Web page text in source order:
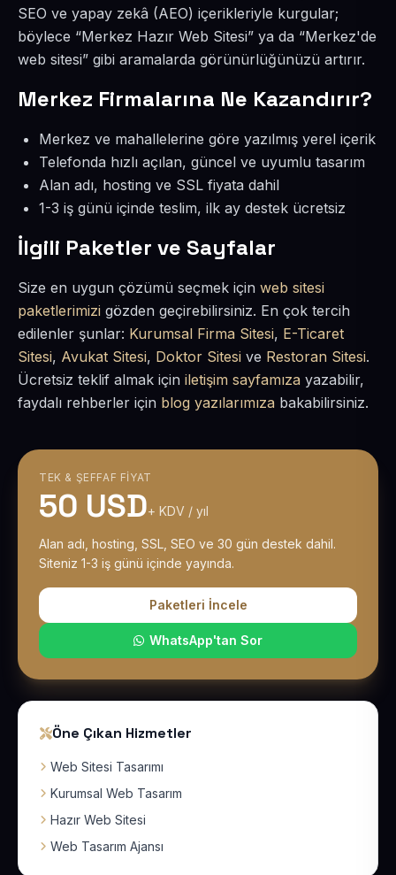
SEO ve yapay zekâ (AEO) içerikleriyle kurgular;
böylece “Merkez Hazır Web Sitesi” ya da “Merkez'de
web sitesi” gibi aramalarda görünürlüğünüzü artırır.
Merkez Firmalarına Ne Kazandırır?
Merkez ve mahallelerine göre yazılmış yerel içerik
Telefonda hızlı açılan, güncel ve uyumlu tasarım
Alan adı, hosting ve SSL fiyata dahil
1-3 iş günü içinde teslim, ilk ay destek ücretsiz
İlgili Paketler ve Sayfalar
Size en uygun çözümü seçmek için web sitesi
paketlerimizi gözden geçirebilirsiniz. En çok tercih
edilenler şunlar: Kurumsal Firma Sitesi, E-Ticaret
Sitesi, Avukat Sitesi, Doktor Sitesi ve Restoran Sitesi.
Ücretsiz teklif almak için iletişim sayfamıza yazabilir,
faydalı rehberler için blog yazılarımıza bakabilirsiniz.
TEK & ŞEFFAF FIYAT
50 USD+ KDV / yıl
Alan adı, hosting, SSL, SEO ve 30 gün destek dahil.
Siteniz 1-3 iş günü içinde yayında.
Paketleri İncele
WhatsApp'tan Sor
Öne Çıkan Hizmetler
Web Sitesi Tasarımı
Kurumsal Web Tasarım
Hazır Web Sitesi
Web Tasarım Ajansı